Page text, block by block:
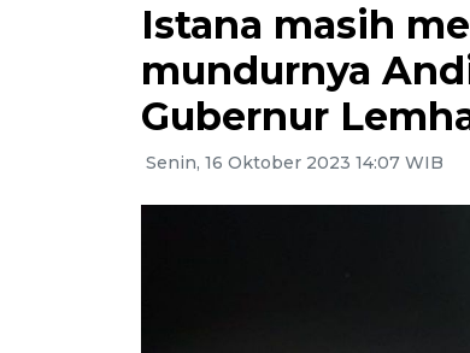
Istana masih
mundurnya
Gubernur
Senin, 16 Oktober 2023 14:07 WIB